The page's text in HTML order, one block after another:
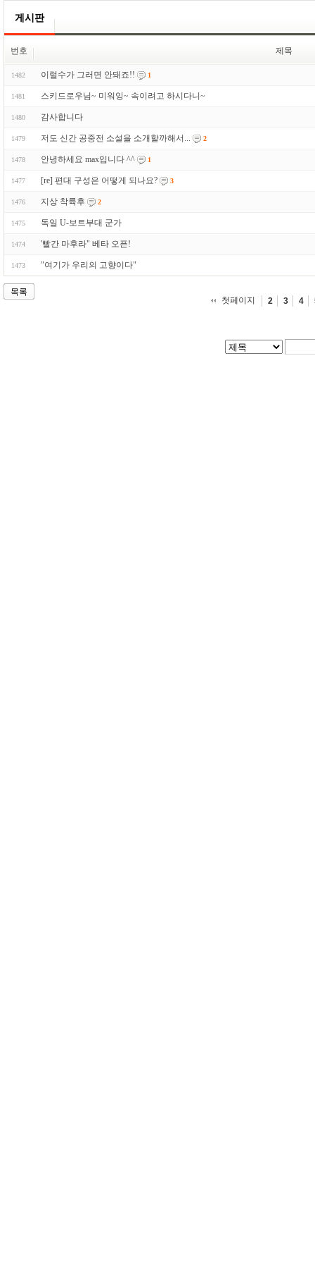
게시판
번호 제목
1482 이럴수가 그러면 안돼죠!! 1
1481 스키드로우님~ 미워잉~ 속이려고 하시다니~
1480 감사합니다
1479 저도 신간 공중전 소설을 소개할까해서... 2
1478 안녕하세요 max입니다 ^^ 1
1477 [re] 편대 구성은 어떻게 되나요? 3
1476 지상 착륙후 2
1475 독일 U-보트부대 군가
1474 '빨간 마후라" 베타 오픈!
1473 "여기가 우리의 고향이다"
목록
첫페이지
2 3 4